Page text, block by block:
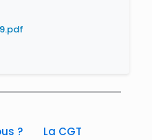
?
La CGT